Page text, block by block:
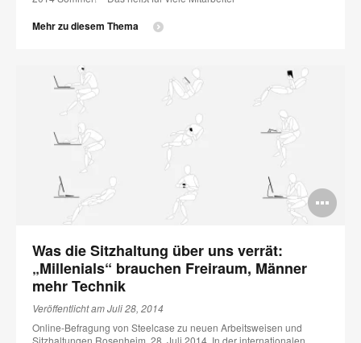
Mehr zu diesem Thema
Was die Sitzhaltung über uns verrät:
„Millenials“ brauchen Freiraum, Männer
mehr Technik
Veröffentlicht am Juli 28, 2014
Online-Befragung von Steelcase zu neuen Arbeitsweisen und